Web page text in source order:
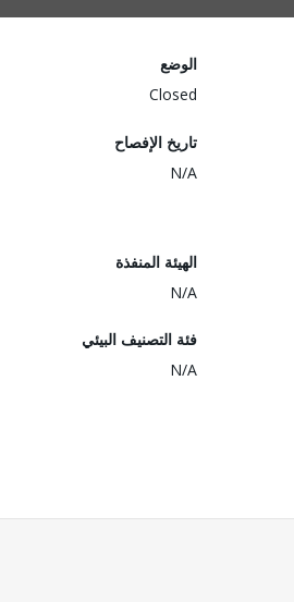
الوضع
Closed
تاريخ الإفصاح
N/A
الهيئة المنفذة
N/A
فئة التصنيف البيئي
N/A